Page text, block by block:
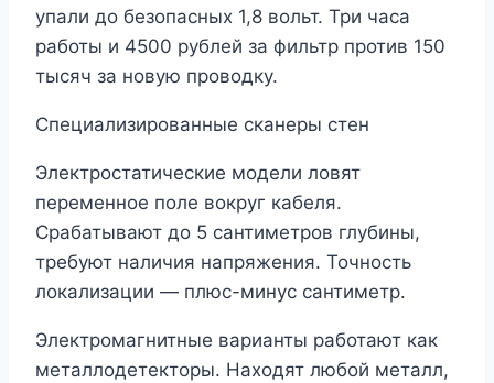
упали до безопасных 1,8 вольт. Три часа
работы и 4500 рублей за фильтр против 150
тысяч за новую проводку.
Специализированные сканеры стен
Электростатические модели ловят
переменное поле вокруг кабеля.
Срабатывают до 5 сантиметров глубины,
требуют наличия напряжения. Точность
локализации — плюс-минус сантиметр.
Электромагнитные варианты работают как
металлодетекторы. Находят любой металл,